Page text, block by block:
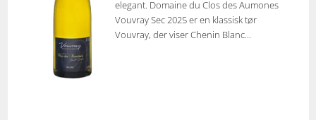
elegant. Domaine du Clos des Aumones
Vouvray Sec 2025 er en klassisk tør
Vouvray, der viser Chenin Blanc...